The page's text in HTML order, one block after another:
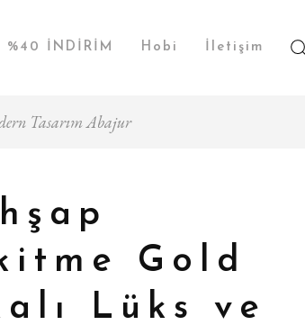
%40 İNDİRİM Hobi İletişim
Tasarım Abajur
Gold
Lüks ve